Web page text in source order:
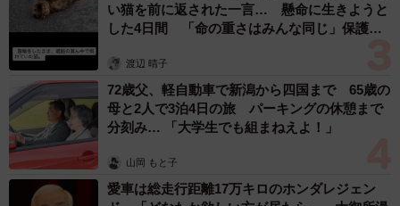
い猫を前に返された一言… 懸命に生きようと
した4日間 「命の重さはみんな同じ」保護団
渡辺 晴子
72歳父、軽自動車で新潟から四国まで 65歳の
母と2人で3泊4日の旅 パーキングの休憩まで
分刻み… 「大学生でも組まねえよ！」
山岡 もと子
愛車は総走行距離17万キロのホンダレジェン